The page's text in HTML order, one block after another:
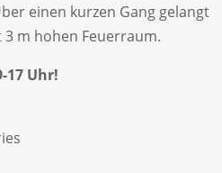
einen kurzen Gang gelangt
m hohen Feuerraum.
17 Uhr!